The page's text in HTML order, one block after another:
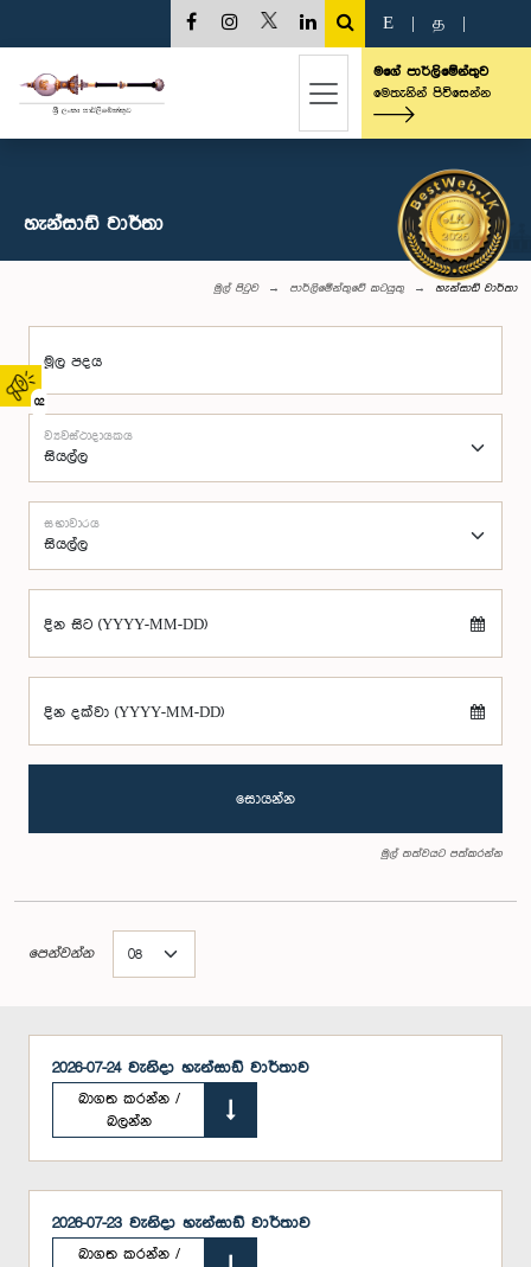
02
E த
මගේ පාර්ලිමේන්තුව
මෙතැනින් පිවිසෙන්න
හැන්සාඩ් වාර්තා
මුල් පිටුව පාර්ලිමේන්තුවේ කටයුතු හැන්සාඩ් වාර්තා
මූල පදය
ව්‍යවස්ථාදායකය
සභාවාරය
දින සිට (YYYY-MM-DD)
දින දක්වා (YYYY-MM-DD)
සොයන්න
මුල් තත්වයට පත්කරන්න
පෙන්වන්න
2026-07-24 වැනිදා හැන්සාඩ් වාර්තාව
බාගත කරන්න /
බලන්න
2026-07-23 වැනිදා හැන්සාඩ් වාර්තාව
බාගත කරන්න /